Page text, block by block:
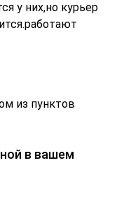
у них,но курьер
из пунктов
в вашем